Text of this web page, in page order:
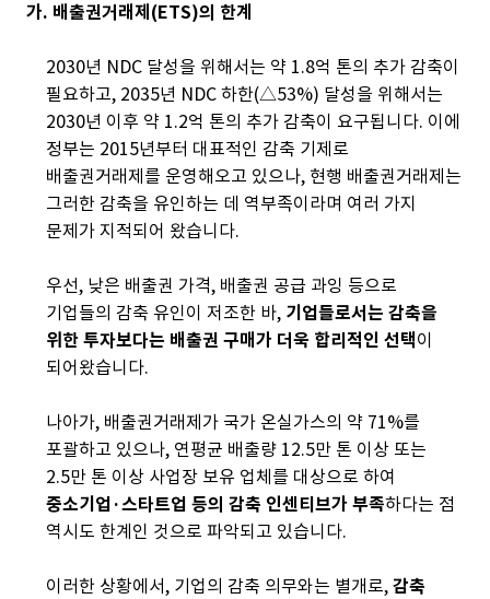
가. 배출권거래제(ETS)의 한계
2030년 NDC 달성을 위해서는 약 1.8억 톤의 추가 감축이
필요하고, 2035년 NDC 하한(△53%) 달성을 위해서는
2030년 이후 약 1.2억 톤의 추가 감축이 요구됩니다. 이에
정부는 2015년부터 대표적인 감축 기제로
배출권거래제를 운영해오고 있으나, 현행 배출권거래제는
그러한 감축을 유인하는 데 역부족이라며 여러 가지
문제가 지적되어 왔습니다.
우선, 낮은 배출권 가격, 배출권 공급 과잉 등으로
기업들의 감축 유인이 저조한 바, 기업들로서는 감축을
위한 투자보다는 배출권 구매가 더욱 합리적인 선택이
되어왔습니다.
나아가, 배출권거래제가 국가 온실가스의 약 71%를
포괄하고 있으나, 연평균 배출량 12.5만 톤 이상 또는
2.5만 톤 이상 사업장 보유 업체를 대상으로 하여
중소기업·스타트업 등의 감축 인센티브가 부족하다는 점
역시도 한계인 것으로 파악되고 있습니다.
이러한 상황에서, 기업의 감축 의무와는 별개로,감축